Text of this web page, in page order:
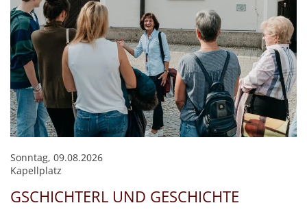
Sonntag, 09.08.2026
Kapellplatz
GSCHICHTERL UND GESCHICHTE